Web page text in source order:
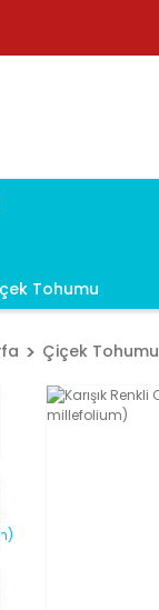
Tohumu
Çiçek Tohumu